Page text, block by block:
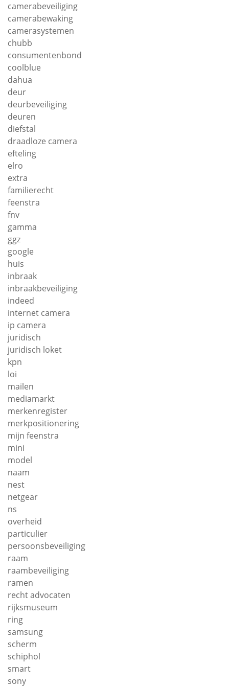
camerabeveiliging
camerabewaking
camerasystemen
chubb
consumentenbond
coolblue
dahua
deur
deurbeveiliging
deuren
diefstal
draadloze camera
efteling
elro
extra
familierecht
feenstra
fnv
gamma
ggz
google
huis
inbraak
inbraakbeveiliging
indeed
internet camera
ip camera
juridisch
juridisch loket
kpn
loi
mailen
mediamarkt
merkenregister
merkpositionering
mijn feenstra
mini
model
naam
nest
netgear
ns
overheid
particulier
persoonsbeveiliging
raam
raambeveiliging
ramen
recht advocaten
rijksmuseum
ring
samsung
scherm
schiphol
smart
sony